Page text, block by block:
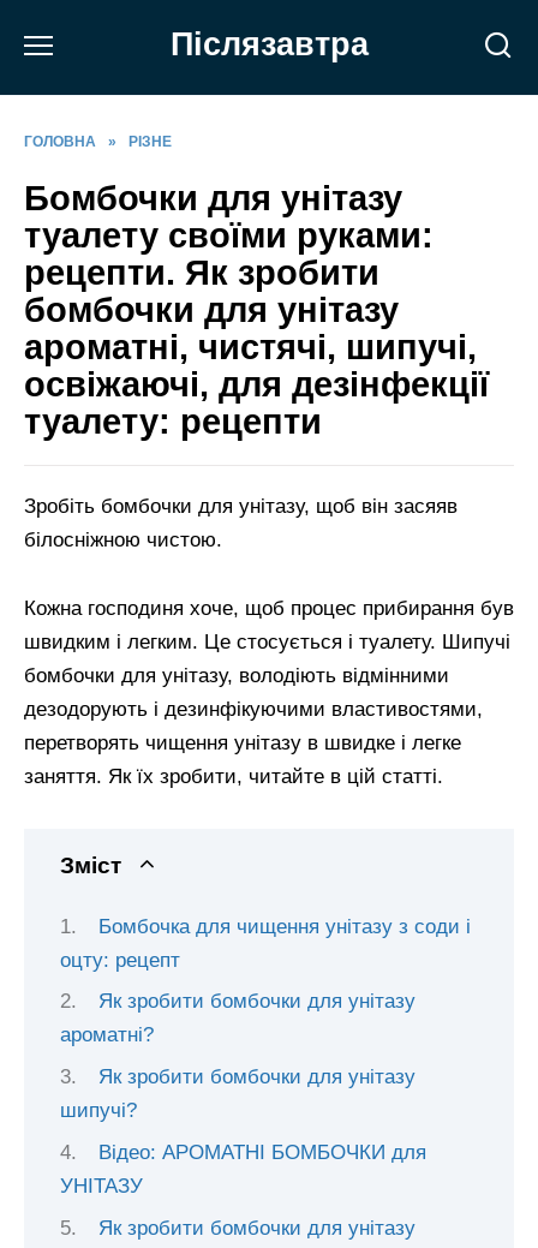
Післязавтра
ГОЛОВНА » РІЗНЕ
Бомбочки для унітазу
туалету своїми руками:
рецепти. Як зробити
бомбочки для унітазу
ароматні, чистячі, шипучі,
освіжаючі, для дезінфекції
туалету: рецепти
Зробіть бомбочки для унітазу, щоб він засяяв
білосніжною чистою.
Кожна господиня хоче, щоб процес прибирання був
швидким і легким. Це стосується і туалету. Шипучі
бомбочки для унітазу, володіють відмінними
дезодорують і дезинфікуючими властивостями,
перетворять чищення унітазу в швидке і легке
заняття. Як їх зробити, читайте в цій статті.
Зміст
Бомбочка для чищення унітазу з соди і
оцту: рецепт
Як зробити бомбочки для унітазу
ароматні?
Як зробити бомбочки для унітазу
шипучі?
Відео: АРОМАТНІ БОМБОЧКИ для
УНІТАЗУ
Як зробити бомбочки для унітазу